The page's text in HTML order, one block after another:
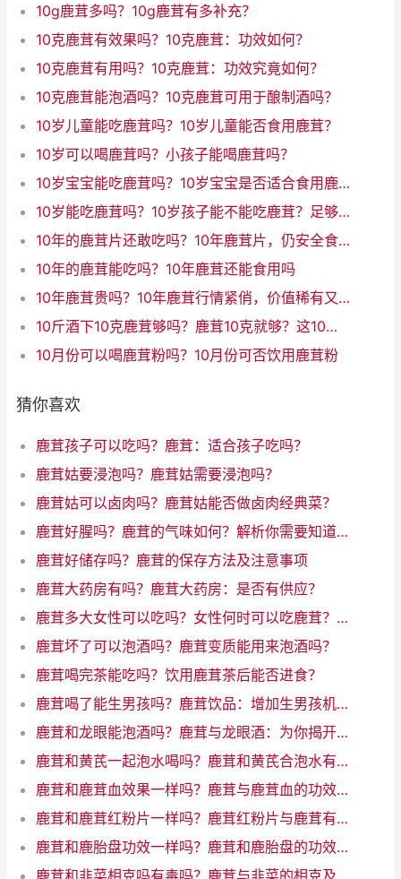
10g鹿茸多吗？10g鹿茸有多补充？
10克鹿茸有效果吗？10克鹿茸：功效如何？
10克鹿茸有用吗？10克鹿茸：功效究竟如何？
10克鹿茸能泡酒吗？10克鹿茸可用于酿制酒吗？
10岁儿童能吃鹿茸吗？10岁儿童能否食用鹿茸？
10岁可以喝鹿茸吗？小孩子能喝鹿茸吗？
10岁宝宝能吃鹿茸吗？10岁宝宝是否适合食用鹿茸
10岁能吃鹿茸吗？10岁孩子能不能吃鹿茸？足够安全吗？
10年的鹿茸片还敢吃吗？10年鹿茸片，仍安全食用吗？
10年的鹿茸能吃吗？10年鹿茸还能食用吗
10年鹿茸贵吗？10年鹿茸行情紧俏，价值稀有又贵吗？
10斤酒下10克鹿茸够吗？鹿茸10克就够？这10斤酒大开销！（31字）
10月份可以喝鹿茸粉吗？10月份可否饮用鹿茸粉
猜你喜欢
鹿茸孩子可以吃吗？鹿茸：适合孩子吃吗？
鹿茸姑要浸泡吗？鹿茸姑需要浸泡吗？
鹿茸姑可以卤肉吗？鹿茸姑能否做卤肉经典菜？
鹿茸好腥吗？鹿茸的气味如何？解析你需要知道的所有
鹿茸好储存吗？鹿茸的保存方法及注意事项
鹿茸大药房有吗？鹿茸大药房：是否有供应？
鹿茸多大女性可以吃吗？女性何时可以吃鹿茸？了解年龄限制
鹿茸坏了可以泡酒吗？鹿茸变质能用来泡酒吗？
鹿茸喝完茶能吃吗？饮用鹿茸茶后能否进食？
鹿茸喝了能生男孩吗？鹿茸饮品：增加生男孩机会的魔力饮料
鹿茸和龙眼能泡酒吗？鹿茸与龙眼酒：为你揭开神秘配对的奇迹！
鹿茸和黄芪一起泡水喝吗？鹿茸和黄芪合泡水有什么好处
鹿茸和鹿茸血效果一样吗？鹿茸与鹿茸血的功效一样吗？
鹿茸和鹿茸红粉片一样吗？鹿茸红粉片与鹿茸有何差异？
鹿茸和鹿胎盘功效一样吗？鹿茸和鹿胎盘的功效相似吗？